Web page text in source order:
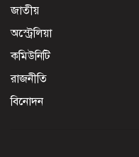
জাতীয়
অস্ট্রেলিয়া
কমিউনিটি
রাজনীতি
বিনোদন